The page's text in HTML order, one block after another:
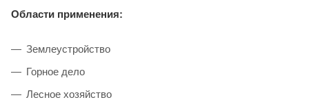
Области применения:
Землеустройство
Горное дело
Лесное хозяйство